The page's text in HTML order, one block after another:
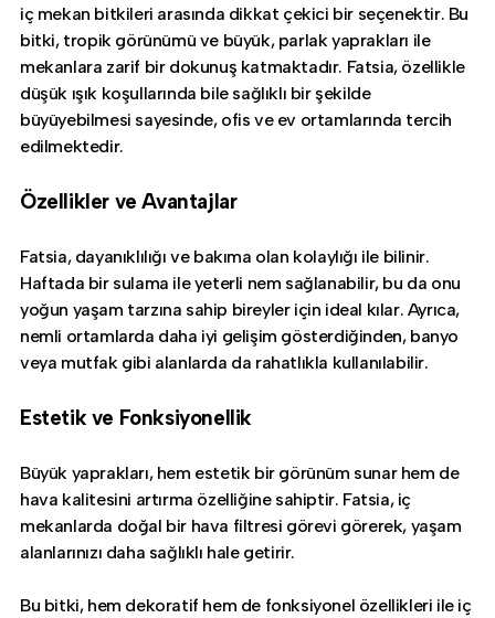
iç mekan bitkileri arasında dikkat çekici bir seçenektir. Bu
bitki, tropik görünümü ve büyük, parlak yaprakları ile
mekanlara zarif bir dokunuş katmaktadır. Fatsia, özellikle
düşük ışık koşullarında bile sağlıklı bir şekilde
büyüyebilmesi sayesinde, ofis ve ev ortamlarında tercih
edilmektedir.
Özellikler ve Avantajlar
Fatsia, dayanıklılığı ve bakıma olan kolaylığı ile bilinir.
Haftada bir sulama ile yeterli nem sağlanabilir, bu da onu
yoğun yaşam tarzına sahip bireyler için ideal kılar. Ayrıca,
nemli ortamlarda daha iyi gelişim gösterdiğinden, banyo
veya mutfak gibi alanlarda da rahatlıkla kullanılabilir.
Estetik ve Fonksiyonellik
Büyük yaprakları, hem estetik bir görünüm sunar hem de
hava kalitesini artırma özelliğine sahiptir. Fatsia, iç
mekanlarda doğal bir hava filtresi görevi görerek, yaşam
alanlarınızı daha sağlıklı hale getirir.
Bu bitki, hem dekoratif hem de fonksiyonel özellikleri ile iç